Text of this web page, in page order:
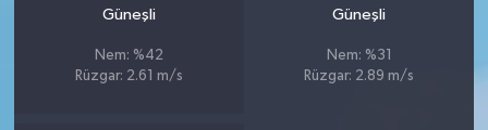
Güneşli
Nem: %42
Rüzgar: 2.61 m/s
Güneşli
Nem: %31
Rüzgar: 2.89 m/s